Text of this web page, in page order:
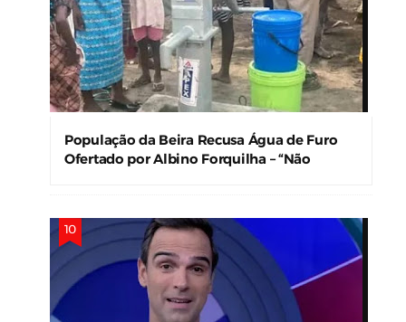
População da Beira Recusa Água de Furo
Ofertado por Albino Forquilha – “Não